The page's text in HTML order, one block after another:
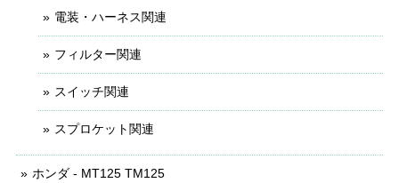
電装・ハーネス関連
フィルター関連
スイッチ関連
スプロケット関連
ホンダ - MT125 TM125